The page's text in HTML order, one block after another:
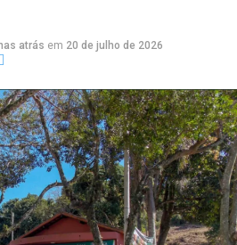
atrás em 20 de julho de 2026